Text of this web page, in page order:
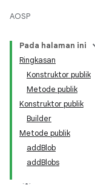
AOSP
Pada halaman ini
Ringkasan
Konstruktor publik
Metode publik
Konstruktor publik
Builder
Metode publik
addBlob
addBlobs